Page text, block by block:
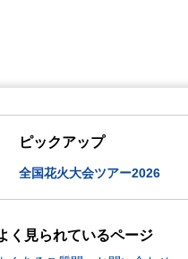
ピックアップ
全国花火大会ツアー2026
く見られているページ